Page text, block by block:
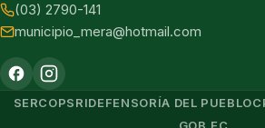
(03) 2790-141
municipio_mera@hotmail.com
SERCOPSRIDEFENSORÍA DEL PUEBLO